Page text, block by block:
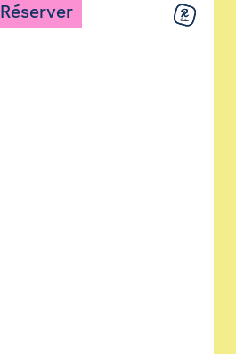
Réserver